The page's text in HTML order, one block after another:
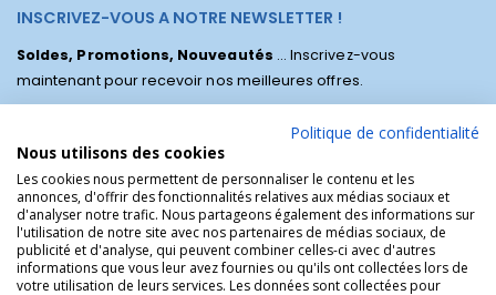
INSCRIVEZ-VOUS A NOTRE NEWSLETTER !
Soldes, Promotions, Nouveautés ... Inscrivez-vous
maintenant pour recevoir nos meilleures offres.
Politique de confidentialité
Nous utilisons des cookies
Les cookies nous permettent de personnaliser le contenu et les
annonces, d'offrir des fonctionnalités relatives aux médias sociaux et
d'analyser notre trafic. Nous partageons également des informations sur
l'utilisation de notre site avec nos partenaires de médias sociaux, de
publicité et d'analyse, qui peuvent combiner celles-ci avec d'autres
informations que vous leur avez fournies ou qu'ils ont collectées lors de
votre utilisation de leurs services. Les données sont collectées pour